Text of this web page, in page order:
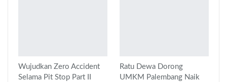
Wujudkan Zero Accident
Selama Pit Stop Part II
Ratu Dewa Dorong
UMKM Palembang Naik